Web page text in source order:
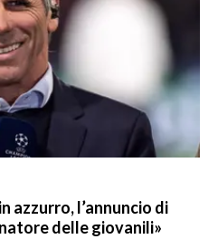
azzurro, l’annuncio di
delle giovanili»